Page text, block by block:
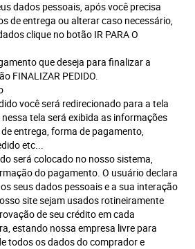
dados pessoais, após você precisa
de entrega ou alterar caso necessário,
clique no botão IR PARA O
que deseja para finalizar a
FINALIZAR PEDIDO.
você será redirecionado para a tela
tela será exibida as informações
entrega, forma de pagamento,
etc...
será colocado no nosso sistema,
do pagamento. O usuário declara
seus dados pessoais e a sua interação
site sejam usados rotineiramente
de seu crédito em cada
estando nossa empresa livre para
todos os dados do comprador e